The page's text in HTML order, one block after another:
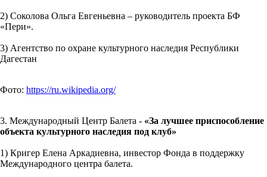
2) Соколова Ольга Евгеньевна – руководитель проекта БФ
«Пери».
3) Агентство по охране культурного наследия Республики
Дагестан
Фото: https://ru.wikipedia.org/
3. Международный Центр Балета - «За лучшее приспособление
объекта культурного наследия под клуб»
1) Кригер Елена Аркадиевна, инвестор Фонда в поддержку
Международного центра балета.